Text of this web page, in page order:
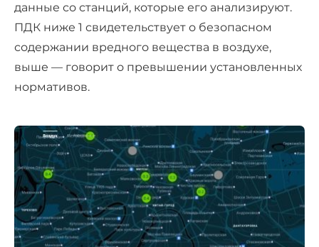
данные со станций, которые его анализируют.
ПДК ниже 1 свидетельствует о безопасном
содержании вредного вещества в воздухе,
выше — говорит о превышении установленных
нормативов.